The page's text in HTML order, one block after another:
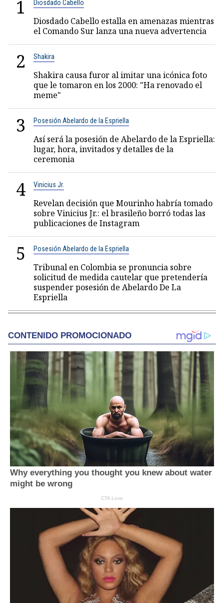
1 Diosdado Cabello
Diosdado Cabello estalla en amenazas mientras
el Comando Sur lanza una nueva advertencia
2 Shakira
Shakira causa furor al imitar una icónica foto
que le tomaron en los 2000: "Ha renovado el
meme"
3 Posesión Abelardo de la Espriella
Así será la posesión de Abelardo de la Espriella:
lugar, hora, invitados y detalles de la
ceremonia
4 Vinicius Jr.
Revelan decisión que Mourinho habría tomado
sobre Vinicius Jr.: el brasileño borró todas las
publicaciones de Instagram
5 Posesión Abelardo de la Espriella
Tribunal en Colombia se pronuncia sobre
solicitud de medida cautelar que pretendería
suspender posesión de Abelardo De La
Espriella